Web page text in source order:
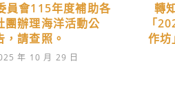
員會115年度補助各
團辦理海洋活動公
，請查照。
年 10 月 29 日
轉
「
作坊